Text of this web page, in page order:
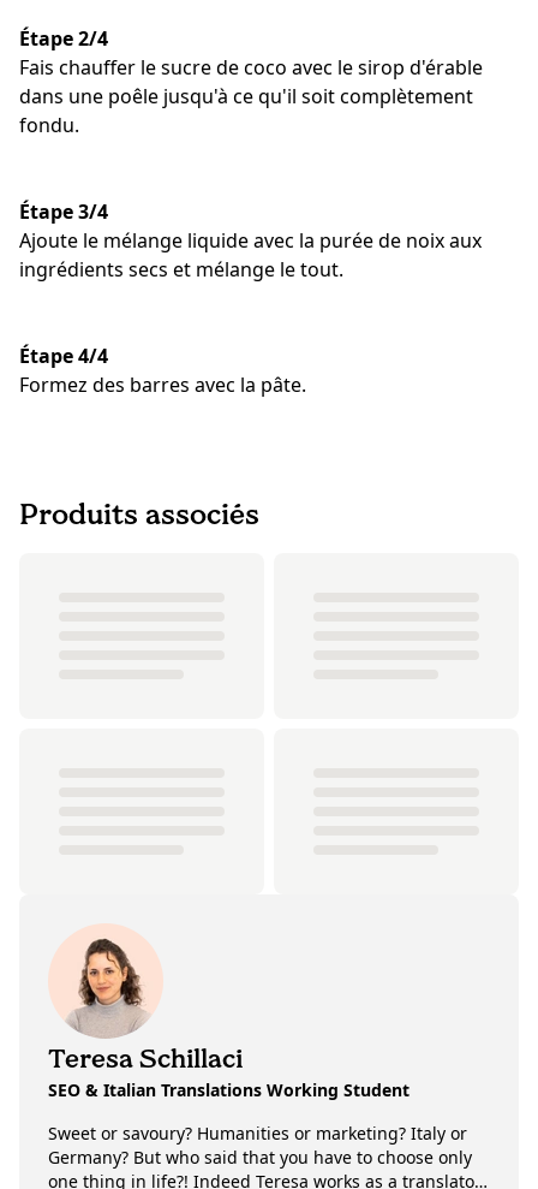
Étape 2/4
Fais chauffer le sucre de coco avec le sirop d'érable
dans une poêle jusqu'à ce qu'il soit complètement
fondu.
Étape 3/4
Ajoute le mélange liquide avec la purée de noix aux
ingrédients secs et mélange le tout.
Étape 4/4
Formez des barres avec la pâte.
Produits associés
Teresa Schillaci
SEO & Italian Translations Working Student
Sweet or savoury? Humanities or marketing? Italy or
Germany? But who said that you have to choose only
one thing in life?! Indeed Teresa works as a translator